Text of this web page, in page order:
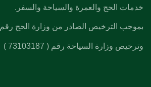
خدمات الحج والعمرة والسياحة والسفر.
بموجب الترخيص الصادر من وزارة الحج رقم 1250
وترخيص وزارة السياحة رقم ( 73103187 )